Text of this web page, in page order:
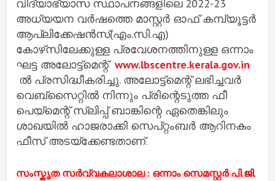
വിദ്യാഭ്യാസ സ്ഥാപനങ്ങളിലെ 2022-23
അധ്യയന വർഷത്തെ മാസ്റ്റർ ഓഫ് കമ്പ്യൂട്ടർ
ആപ്ലിക്കേഷൻസ്(എം.സി.എ)
കോഴ്‌സിലേക്കുള്ള പ്രവേശനത്തിനുള്ള ഒന്നാം
ഘട്ട അലോട്ട്‌മെന്റ് www.lbscentre.kerala.gov.in
ൽ പ്രസിദ്ധീകരിച്ചു. അലോട്ട്‌മെന്റ് ലഭിച്ചവർ
വെബ്‌സൈറ്റിൽ നിന്നും പ്രിന്റെടുത്ത ഫീ
പെയ്‌മെന്റ് സ്ലിപ്പ് ബാങ്കിന്റെ ഏതെങ്കിലും
ശാഖയിൽ ഹാജരാക്കി സെപ്റ്റംബർ ആറിനകം
ഫീസ് അടയ്ക്കേണ്ടതാണ്.
സംസ്കൃത സർവ്വകലാശാല : ഒന്നാം സെമസ്റ്റർ പി.ജി.